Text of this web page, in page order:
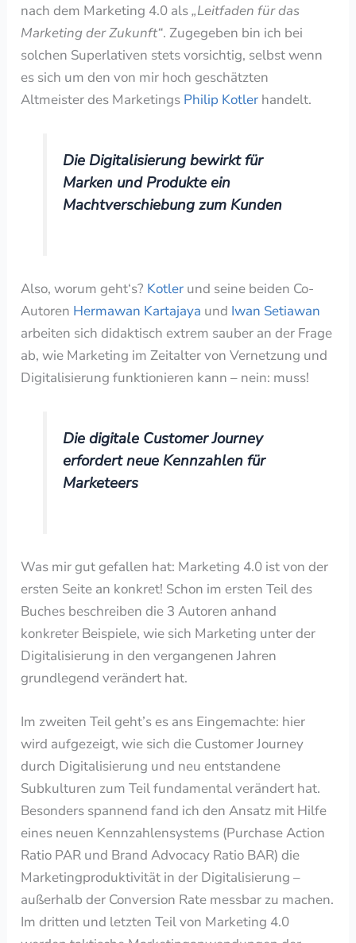
nach dem Marketing 4.0 als„Leitfaden für das
Marketing der Zukunft“. Zugegeben bin ich bei
solchen Superlativen stets vorsichtig, selbst wenn
es sich um den von mir hoch geschätzten
Altmeister des Marketings Philip Kotler handelt.
Die Digitalisierung bewirkt für
Marken und Produkte ein
Machtverschiebung zum Kunden
Also, worum geht‘s? Kotler und seine beiden Co-
Autoren Hermawan Kartajaya und Iwan Setiawan
arbeiten sich didaktisch extrem sauber an der Frage
ab, wie Marketing im Zeitalter von Vernetzung und
Digitalisierung funktionieren kann – nein: muss!
Die digitale Customer Journey
erfordert neue Kennzahlen für
Marketeers
Was mir gut gefallen hat: Marketing 4.0 ist von der
ersten Seite an konkret! Schon im ersten Teil des
Buches beschreiben die 3 Autoren anhand
konkreter Beispiele, wie sich Marketing unter der
Digitalisierung in den vergangenen Jahren
grundlegend verändert hat.
Im zweiten Teil geht’s es ans Eingemachte: hier
wird aufgezeigt, wie sich die Customer Journey
durch Digitalisierung und neu entstandene
Subkulturen zum Teil fundamental verändert hat.
Besonders spannend fand ich den Ansatz mit Hilfe
eines neuen Kennzahlensystems (Purchase Action
Ratio PAR und Brand Advocacy Ratio BAR) die
Marketingproduktivität in der Digitalisierung –
außerhalb der Conversion Rate messbar zu machen.
Im dritten und letzten Teil von Marketing 4.0